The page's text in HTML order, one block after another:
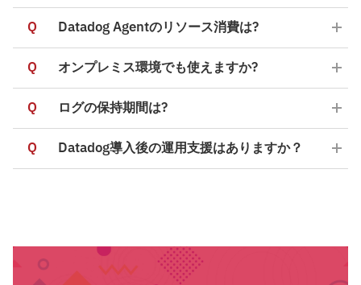
Q Datadog Agentのリソース消費は?
Q オンプレミス環境でも使えますか?
Q ログの保持期間は?
Q Datadog導入後の運用支援はありますか？